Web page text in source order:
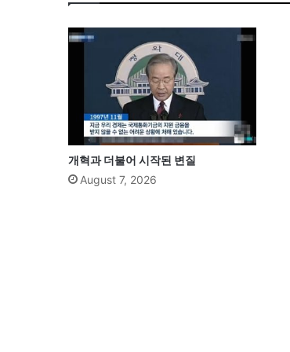
개혁과 더불어 시작된 변질
August 7, 2026